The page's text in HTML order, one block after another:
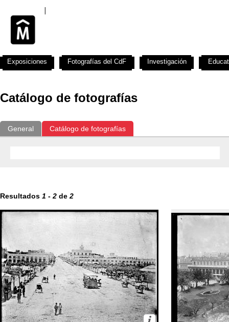
Catálogo de fotografías
General Catálogo de fotografías
Resultados 1 - 2 de 2
Exposiciones Fotografías del CdF Investigación